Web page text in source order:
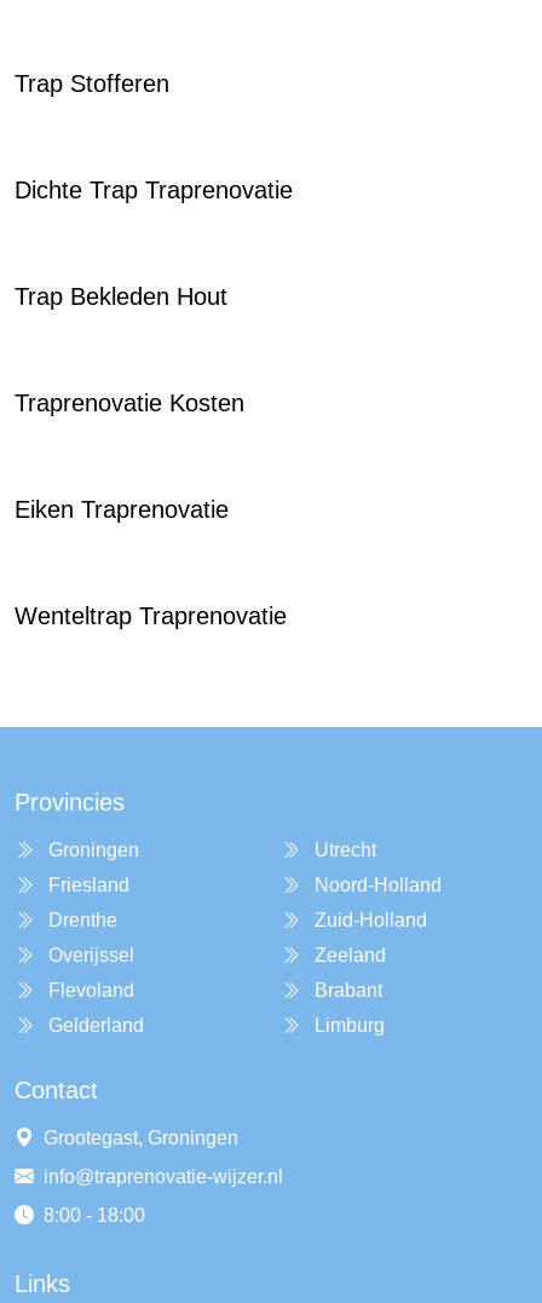
Trap Stofferen
Dichte Trap Traprenovatie
Trap Bekleden Hout
Traprenovatie Kosten
Eiken Traprenovatie
Wenteltrap Traprenovatie
Provincies
Groningen
Friesland
Drenthe
Overijssel
Flevoland
Gelderland
Utrecht
Noord-Holland
Zuid-Holland
Zeeland
Brabant
Limburg
Contact
Grootegast, Groningen
info@traprenovatie-wijzer.nl
8:00 - 18:00
Links